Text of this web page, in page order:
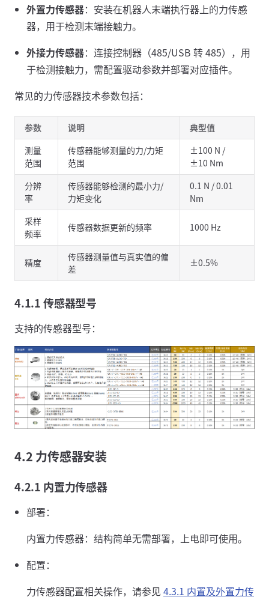
外置力传感器：安装在机器人末端执行器上的力传感
器，用于检测末端接触力。
外接力传感器：连接控制器（485/USB 转 485），用
于检测接触力，需配置驱动参数并部署对应插件。
常见的力传感器技术参数包括：
参数 说明
典型值
测量
范围
传感器能够测量的力/力矩
范围
±100 N /
±10 Nm
分辨
率
传感器能够检测的最小力/
力矩变化
0.1 N / 0.01
Nm
采样
频率
传感器数据更新的频率 1000 Hz
精度
传感器测量值与真实值的偏
差
±0.5%
4.1.1 传感器型号
支持的传感器型号：
4.2 力传感器安装
4.2.1 内置力传感器
部署：
内置力传感器：结构简单无需部署，上电即可使用。
配置：
力传感器配置相关操作，请参见 4.3.1 内置及外置力传